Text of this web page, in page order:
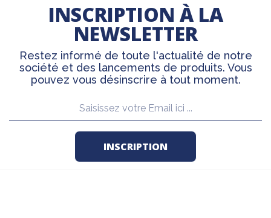
INSCRIPTION À LA
NEWSLETTER
Restez informé de toute l'actualité de notre
société et des lancements de produits. Vous
pouvez vous désinscrire à tout moment.